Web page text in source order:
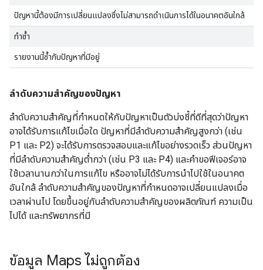
ปัญหานี้ต้องมีการเปลี่ยนแปลงซึ่งไม่สามารถดำเนินการได้ในอนาคตอันใกล้
ทำซ้ำ
รายงานนี้ซ้ำกับปัญหาที่มีอยู่
ลำดับความสำคัญของปัญหา
ลำดับความสำคัญที่กำหนดให้กับปัญหาเป็นตัวบ่งชี้ที่ดีที่สุดว่าปัญหา
อาจได้รับการแก้ไขเมื่อใด ปัญหาที่มีลำดับความสำคัญสูงกว่า (เช่น
P1 และ P2) จะได้รับการตรวจสอบและแก้ไขอย่างรวดเร็ว ส่วนปัญหา
ที่มีลำดับความสำคัญต่ำกว่า (เช่น P3 และ P4) และคำขอฟีเจอร์อาจ
ใช้เวลานานกว่าในการแก้ไข หรืออาจไม่ได้รับการนำไปใช้ในอนาคต
อันใกล้ ลำดับความสำคัญของปัญหาที่กำหนดอาจเปลี่ยนแปลงเมื่อ
เวลาผ่านไป โดยขึ้นอยู่กับลำดับความสำคัญของผลิตภัณฑ์ ความเป็น
ไปได้ และทรัพยากรที่มี
ข้อมูล Maps ไม่ถูกต้อง